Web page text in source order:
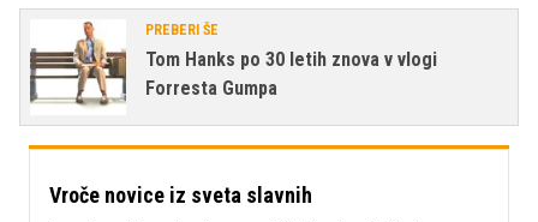
PREBERI ŠE
Tom Hanks po 30 letih znova v vlogi
Forresta Gumpa
Vroče novice iz sveta slavnih